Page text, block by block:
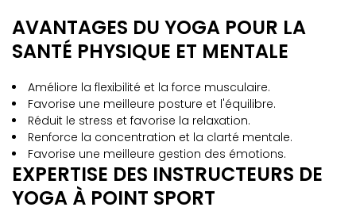
AVANTAGES DU YOGA POUR LA
SANTÉ PHYSIQUE ET MENTALE
Améliore la flexibilité et la force musculaire.
Favorise une meilleure posture et l'équilibre.
Réduit le stress et favorise la relaxation.
Renforce la concentration et la clarté mentale.
Favorise une meilleure gestion des émotions.
EXPERTISE DES INSTRUCTEURS DE
YOGA À POINT SPORT